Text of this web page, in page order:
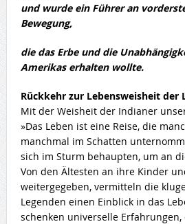
und wurde ein Führer an
Bewegung,
die das Erbe und die
Amerikas erhalten wollte.
Rückkehr zur Lebensweisheit der
Mit der Weisheit der Indianer
»Das Leben ist eine Reise, die
manchmal im Schatten
sich im Sturm behaupten, um an
Von den Ältesten an ihre Kinder
weitergegeben, vermitteln die
Legenden einen Einblick in das
schenken universelle